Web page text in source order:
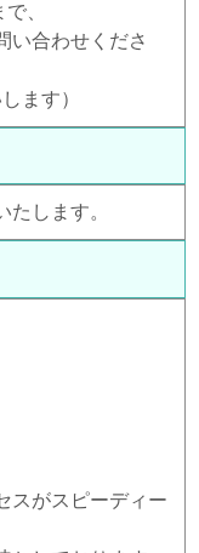
、
い合わせくださ
ます）
します。
スがスピーディー